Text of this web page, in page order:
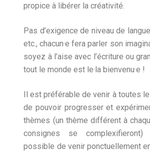
propice à libérer la créativité.
Pas d’exigence de niveau de
etc., chacun·e fera parler son
soyez à l’aise avec l’écriture ou
tout le monde est le·la bienvenu·e !
Il est préférable de venir à toutes
de pouvoir progresser et
thèmes (un thème différent à
consignes se
possible de venir ponctuellement